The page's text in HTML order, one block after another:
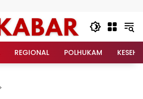
REGIONAL POLHUKAM